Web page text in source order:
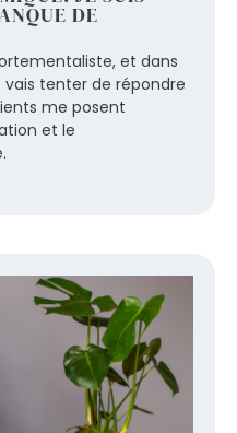
DE
et dans
vais tenter de répondre
me posent
et le